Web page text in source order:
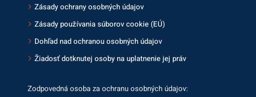
Zásady ochrany osobných údajov
Zásady používania súborov cookie (EÚ)
Dohľad nad ochranou osobných údajov
Žiadosť dotknutej osoby na uplatnenie jej práv
Zodpovedná osoba za ochranu osobných údajov: